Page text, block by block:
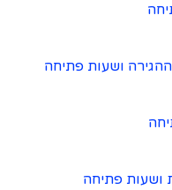
ושעות פתיחה
ושעות פתיחה